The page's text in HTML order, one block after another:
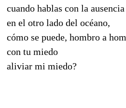
cuando hablas con la
en el otro lado del océano,
cómo se puede, hombro a
con tu miedo
aliviar mi miedo?